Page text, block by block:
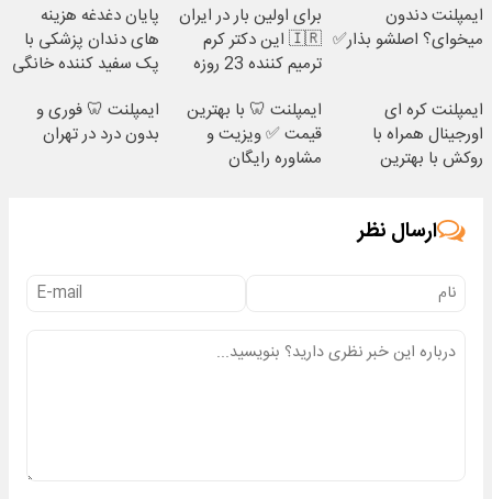
ایمپلنت دندون
میخوای؟ اصلشو بذار✅
برای اولین بار در ایران
🇮🇷 این دکتر کرم
ترمیم کننده 23 روزه
پایان دغدغه هزینه
های دندان پزشکی با
پک سفید کننده خانگی
ایمپلنت کره ای
اورجینال همراه با
روکش با بهترین
ایمپلنت 🦷 با بهترین
قیمت ✅ ویزیت و
مشاوره رایگان
ایمپلنت 🦷 فوری و
بدون درد در تهران
ارسال نظر